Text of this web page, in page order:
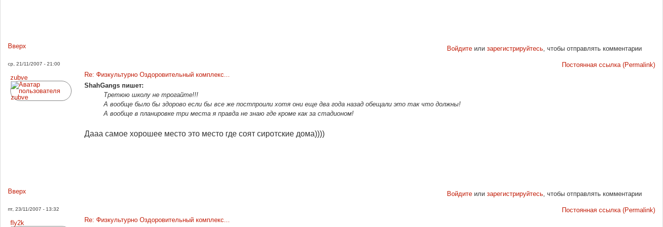
Вверх Войдитеили зарегистрируйтесь, чтобы отправлять комментарии
ср, 21/11/2007 - 21:00
Постоянная ссылка (Permalink)
zubve
Re: Физкультурно Оздоровительный комплекс...
ShahGangs пишет:
Третюю школу не трогайте!!!
А вообще было бы здорово если бы все же постпроили хотя они еще два года назад обещали это так что должны!
А вообще в планировке три места я правда не знаю где кроме как за стадионом!
Дааа самое хорошее место это место где соят сиротские дома))))
Вверх Войдитеили зарегистрируйтесь, чтобы отправлять комментарии
пт, 23/11/2007 - 13:32
Постоянная ссылка (Permalink)
fly2k
Re: Физкультурно Оздоровительный комплекс...